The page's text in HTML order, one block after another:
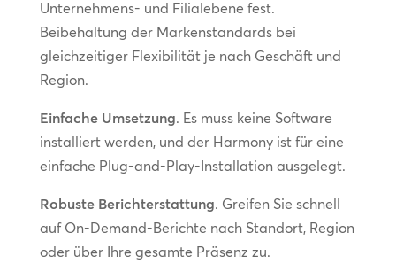
Unternehmens- und Filialebene fest.
Beibehaltung der Markenstandards bei
gleichzeitiger Flexibilität je nach Geschäft und
Region.
Einfache Umsetzung. Es muss keine Software
installiert werden, und der Harmony ist für eine
einfache Plug-and-Play-Installation ausgelegt.
Robuste Berichterstattung. Greifen Sie schnell
auf On-Demand-Berichte nach Standort, Region
oder über Ihre gesamte Präsenz zu.